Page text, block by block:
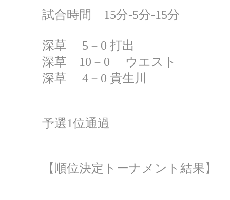
試合時間 15分‐5分‐15分
深草 5－0 打出
深草 10－0 ウエスト
深草 4－0 貴生川
予選1位通過
【順位決定トーナメント結果】